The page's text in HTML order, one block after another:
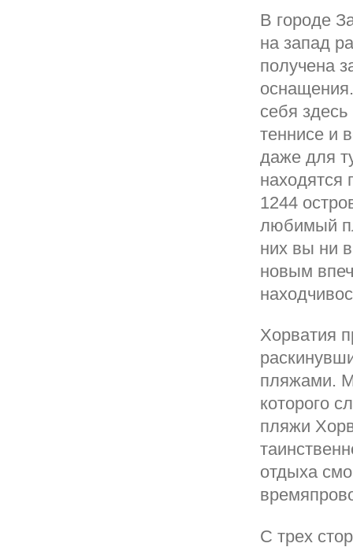
В городе
на запад
получена
себя
теннисе и
даже для
находятся
1244
любимый
них вы ни
новым
Хорватия
пляжами.
которого
пляжи
отдыха
С трех